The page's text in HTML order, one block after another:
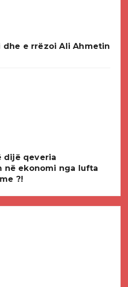
dhe e rrëzoi Ali Ahmetin
dijë qeveria
në ekonomi nga lufta
?!